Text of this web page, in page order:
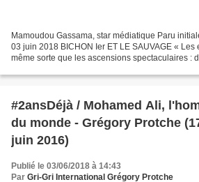
Mamoudou Gassama, star médiatique Paru
03 juin 2018 BICHON Ier ET LE SAUVAGE «
même sorte que les ascensions spectaculaires :
#2ansDéjà / Mohamed Ali,
du monde - Grégory Protche
juin 2016)
Publié le 03/06/2018 à 14:43
Par Gri-Gri International Grégory Protche